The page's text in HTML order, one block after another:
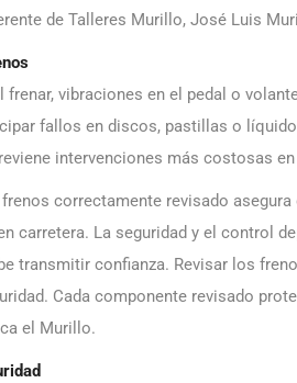
de Talleres Murillo, José Luis
vibraciones en el pedal o
fallos en discos, pastillas o
intervenciones más costosas
correctamente revisado
carretera. La seguridad y el control
transmitir confianza. Revisar los
Cada componente revisado
el Murillo.